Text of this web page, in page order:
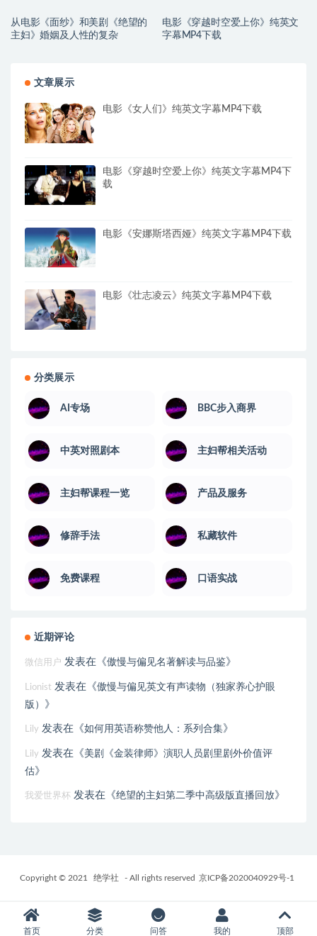
从电影《面纱》和美剧《绝望的
主妇》婚姻及人性的复杂
电影《穿越时空爱上你》纯英文
字幕MP4下载
文章展示
电影《女人们》纯英文字幕MP4下载
电影《穿越时空爱上你》纯英文字幕MP4下
载
电影《安娜斯塔西娅》纯英文字幕MP4下载
电影《壮志凌云》纯英文字幕MP4下载
分类展示
AI专场 BBC步入商界
中英对照剧本 主妇帮相关活动
主妇帮课程一览 产品及服务
修辞手法 私藏软件
免费课程 口语实战
近期评论
微信用户 发表在《傲慢与偏见名著解读与品鉴 》
Lionist 发表在《傲慢与偏见英文有声读物（独家养心护眼
版）
》
Lily 发表在《如何用英语称赞他人：系列合集》
Lily 发表在《 美剧《金装律师》演职人员剧里剧外价值评
估》
我爱世界杯 发表在《绝望的主妇第二季中高级版直播回放》
Copyright © 2021 绝学社 - All rights reserved 京ICP备2020040929号-1
首页 分类 问答 我的 顶部